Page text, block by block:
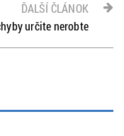
ĎALŠÍ ČLÁNOK
určite nerobte